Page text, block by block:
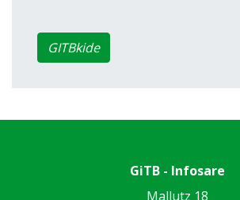
GITBkide
GiTB - Infosare
Mallutz 18